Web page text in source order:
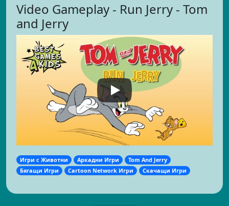
Video Gameplay - Run Jerry - Tom
and Jerry
Игри с Животни Аркадни Игри
Tom And Jerry
Бягащи Игри
Cartoon Network Игри Скачащи Игри